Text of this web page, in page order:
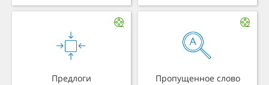
Предлоги Пропущенное слово